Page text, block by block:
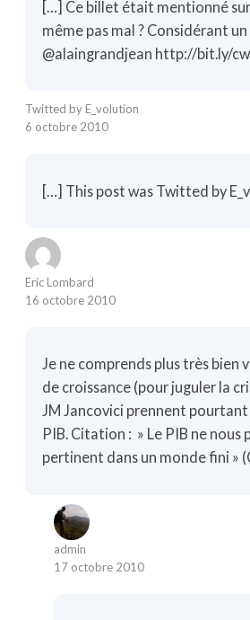
[…] Ce billet était mentionné
même pas mal ? Considérant
@alaingrandjean http://bit.ly/
Twitted by E_volution
6 octobre 2010
[…] This post was Twitted by
Eric Lombard
16 octobre 2010
Je ne comprends plus très bien
de croissance (pour juguler la
JM Jancovici prennent pourtant
PIB. Citation : » Le PIB ne
pertinent dans un monde fini »
admin
17 octobre 2010